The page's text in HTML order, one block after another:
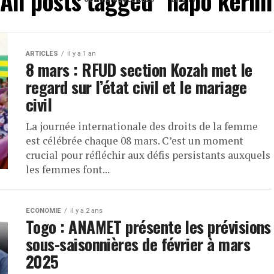
ARTICLES il y a 1 an
8 mars : RFUD section Kozah met le
regard sur l’état civil et le mariage
civil
La journée internationale des droits de la femme
est célébrée chaque 08 mars. C’est un moment
crucial pour réfléchir aux défis persistants auxquels
les femmes font...
ECONOMIE il y a 2 ans
Togo : ANAMET présente les prévisions
sous-saisonnières de février à mars
2025